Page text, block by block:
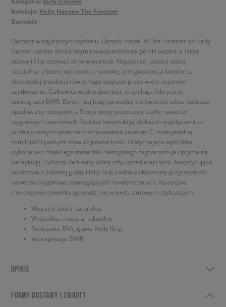
Kolekcje: Helly Hansen The Forester
Damskie
Outdoor w najlepszym wydaniu. Damski model W The Forester od Helly
Hansen będzie doskonałym rozwiązaniem na górski wypad, a także
pozwoli Ci przetrwać zimę w mieście. Najwyższej jakości skóra
naturalna, z której wykonano cholewkę, jest gwarancją komfortu,
doskonałej trwałości i świetnego wyglądu przez wiele sezonów
użytkowania. Całkowita wodoodporność to zasługa fabrycznej
impregnacji DWR. Dzięki niej buty sprawdzą się świetnie także podczas
opadów czy roztopów, a Twoje stopy pozostaną suche nawet w
najgorszych warunkach. Solidna konstrukcja do kostki w połączeniu z
profesjonalnym systemem sznurowania zapewni Ci maksymalną
stabilność i pomoże stawiać pewne kroki. Oddychająca wyściółka
wykonana z miękkiego materiału tekstylnego zagwarantuje optymalną
wentylację i ochroni delikatną skórę stóp przed otarciami. Amortyzująca
podeszwa z solidnej gumy Helly Grip zadba o skuteczną przyczepność
nawet na wyjątkowo wymagających nawierzchniach. Klasyczna
trekkingowa sylwetka sprawdzi się w wielu zimowych stylizacjach.
Wierzch: skóra naturalna
Wyściółka: materiał tekstylny
Podeszwa: EVA, guma Helly Grip
Impregnacja: DWR
OPINIE
FORMY DOSTAWY I ZWROTY